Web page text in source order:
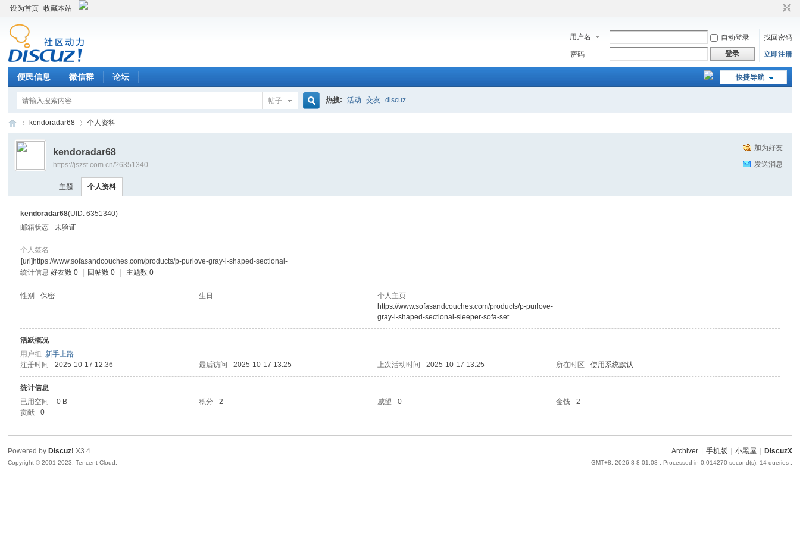
设为首页 收藏本站
用户名 自动登录
找回密码
密码
登录 立即注册
快捷导航
便民信息 微信群 论坛
帖子 热搜: 活动 交友 discuz
›
kendoradar68 个人资料
加为好友
发送消息
kendoradar68
https://jszst.com.cn/?6351340
主题 个人资料
kendoradar68(UID: 6351340)
邮箱状态
未验证
个人签名
[url]https://www.sofasandcouches.com/products/p-purlove-gray-l-shaped-sectional-
统计信息 好友数 0 回帖数 0 主题数 0
性别 保密 生日 -
个人主页
https://www.sofasandcouches.com/products/p-purlove-
gray-l-shaped-sectional-sleeper-sofa-set
活跃概况
用户组新手上路
注册时间
2025-10-17 12:36 最后访问 2025-10-17 13:25 上次活动时间 2025-10-17 13:25 所在时区 使用系统默认
统计信息
已用空间
0 B 积分 2 威望 0 金钱
2
贡献
0
Archiver 手机版 小黑屋 DiscuzX
GMT+8, 2026-8-8 01:08 , Processed in 0.014270 second(s), 14 queries .
Powered by Discuz! X3.4
Copyright © 2001-2023, Tencent Cloud.